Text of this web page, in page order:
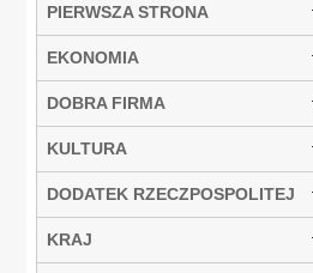
PIERWSZA STRONA
EKONOMIA
DOBRA FIRMA
KULTURA
DODATEK RZECZPOSPOLITEJ
KRAJ